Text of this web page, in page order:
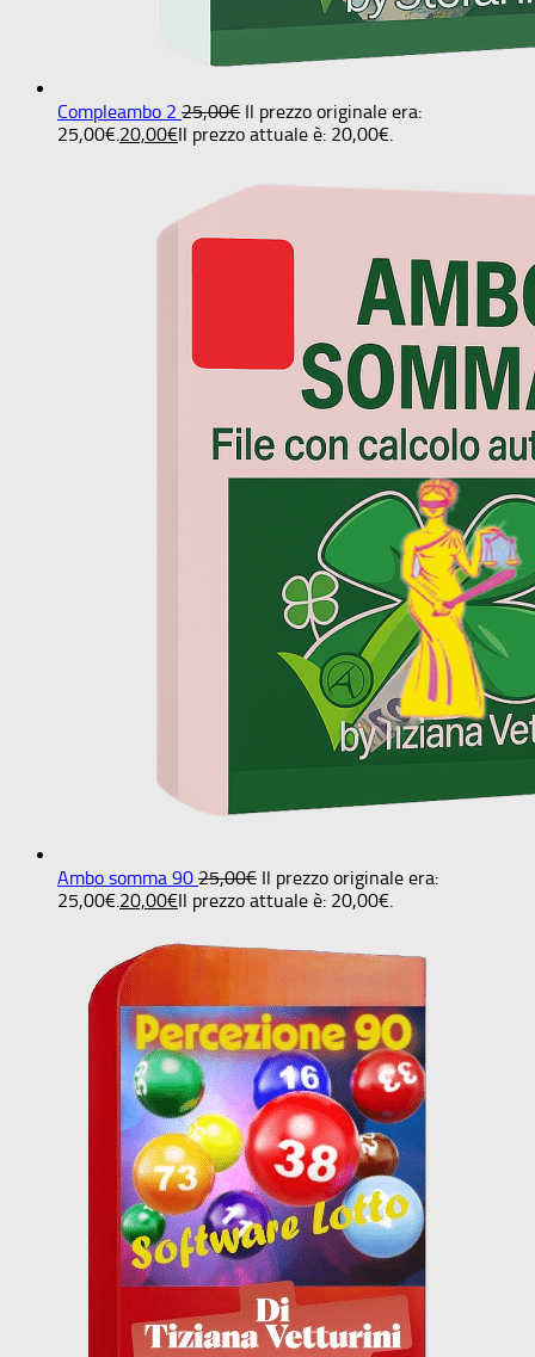
Compleambo 2 25,00€ Il prezzo originale era:
25,00€. 20,00€Il prezzo attuale è: 20,00€.
Ambo somma 90 25,00€ Il prezzo originale era:
25,00€. 20,00€Il prezzo attuale è: 20,00€.